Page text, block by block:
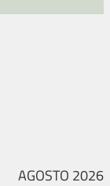
AGOSTO 2026